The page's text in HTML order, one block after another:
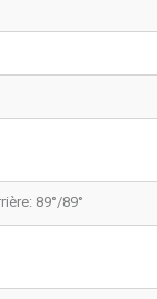
89°/89°